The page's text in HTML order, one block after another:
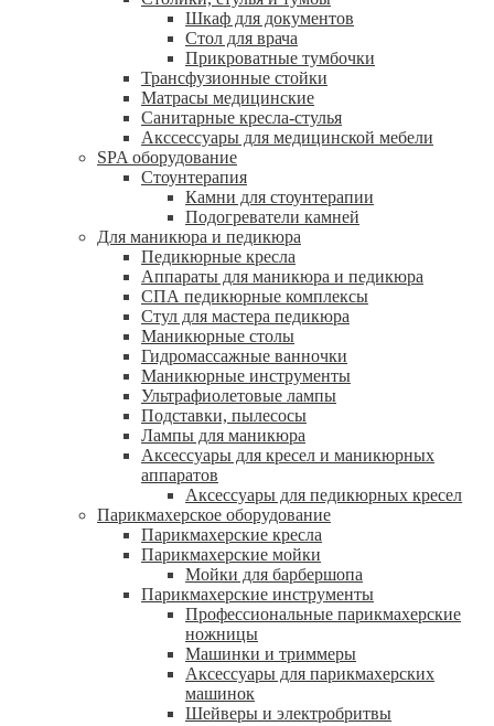
Шкаф для документов
Стол для врача
Прикроватные тумбочки
Трансфузионные стойки
Матрасы медицинские
Санитарные кресла-стулья
Акссессуары для медицинской мебели
SPA оборудование
Стоунтерапия
Камни для стоунтерапии
Подогреватели камней
Для маникюра и педикюра
Педикюрные кресла
Аппараты для маникюра и педикюра
СПА педикюрные комплексы
Стул для мастера педикюра
Маникюрные столы
Гидромассажные ванночки
Маникюрные инструменты
Ультрафиолетовые лампы
Подставки, пылесосы
Лампы для маникюра
Аксессуары для кресел и маникюрных
аппаратов
Аксессуары для педикюрных кресел
Парикмахерское оборудование
Парикмахерские кресла
Парикмахерские мойки
Мойки для барбершопа
Парикмахерские инструменты
Профессиональные парикмахерские
ножницы
Машинки и триммеры
Аксессуары для парикмахерских
машинок
Шейверы и электробритвы